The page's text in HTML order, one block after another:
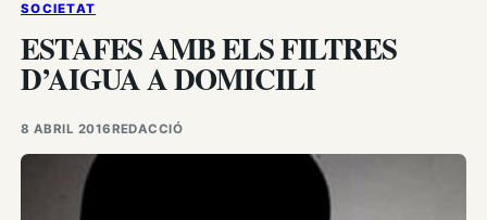
SOCIETAT
ESTAFES AMB ELS FILTRES
D’AIGUA A DOMICILI
8 ABRIL 2016REDACCIÓ